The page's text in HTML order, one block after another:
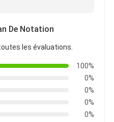
De Notation
les évaluations.
100%
0%
0%
0%
0%